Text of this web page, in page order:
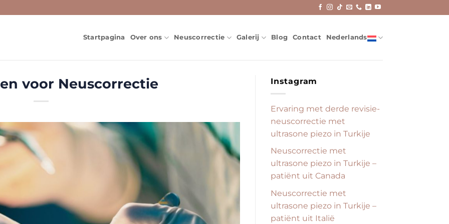
Startpagina Over ons Neuscorrectie Galerij Blog Contact Nederlands
voor Neuscorrectie Instagram
Ervaring met derde revisie-
neuscorrectie met
ultrasone piezo in Turkije
Neuscorrectie met
ultrasone piezo in Turkije –
patiënt uit Canada
Neuscorrectie met
ultrasone piezo in Turkije –
patiënt uit Italië